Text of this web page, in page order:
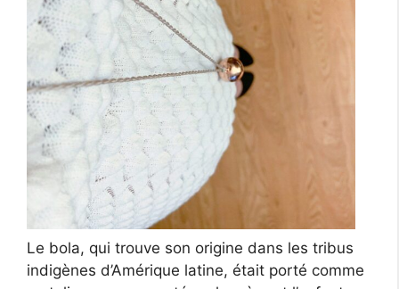
Le bola, qui trouve son origine dans les tribus
indigènes d’Amérique latine, était porté comme